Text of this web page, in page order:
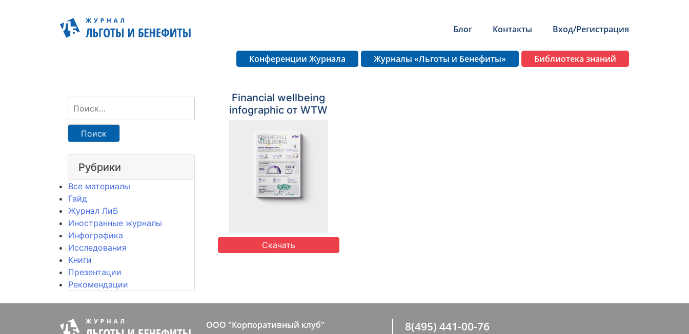
Блог Контакты Вход/Регистрация
Конференции Журнала Журналы «Льготы и Бенефиты» Библиотека знаний
Рубрики
Все материалы
Гайд
Журнал ЛиБ
Иностранные журналы
Инфографика
Исследования
Книги
Презентации
Рекомендации
Financial wellbeing
infographic от WTW
Скачать
ООО "Корпоративный клуб"
8(495) 441-00-76